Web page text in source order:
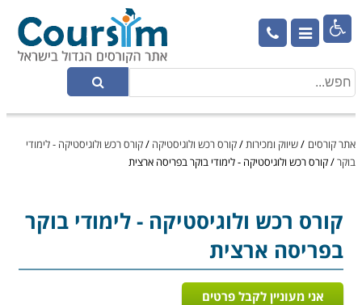

אתר קורסים /שיווק ומכירות/קורס רכש ולוגיסטיקה /קורס רכש ולוגיסטיקה - לימודי
בוקר/קורס רכש ולוגיסטיקה - לימודי בוקר בפריסה ארצית
קורס רכש ולוגיסטיקה - לימודי בוקר
בפריסה ארצית
אני מעוניין לקבל פרטים